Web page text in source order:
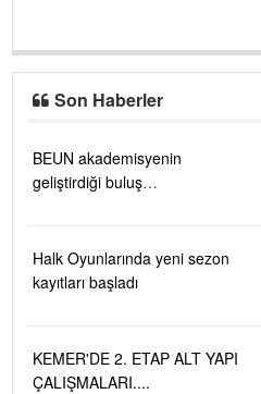
Son Haberler
BEUN akademisyenin
geliştirdiği buluş
Halk Oyunlarında yeni sezon
kayıtları başladı
KEMER'DE 2. ETAP ALT YAPI
ÇALIŞMALARI....